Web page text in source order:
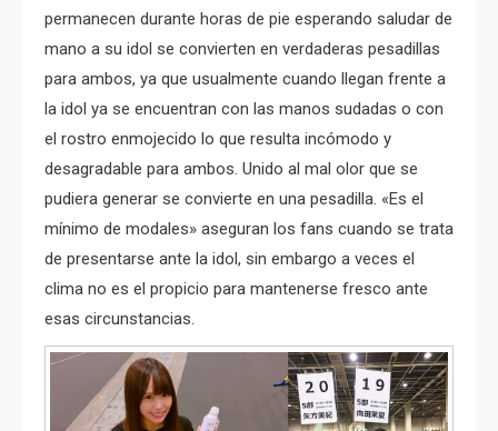
permanecen durante horas de pie esperando saludar de
mano a su idol se convierten en verdaderas pesadillas
para ambos, ya que usualmente cuando llegan frente a
la idol ya se encuentran con las manos sudadas o con
el rostro enmojecido lo que resulta incómodo y
desagradable para ambos. Unido al mal olor que se
pudiera generar se convierte en una pesadilla. «Es el
mínimo de modales» aseguran los fans cuando se trata
de presentarse ante la idol, sin embargo a veces el
clima no es el propicio para mantenerse fresco ante
esas circunstancias.